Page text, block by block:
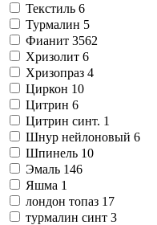
Текстиль 6
Турмалин 5
Фианит 3562
Хризолит 6
Хризопраз 4
Циркон 10
Цитрин 6
Цитрин синт. 1
Шнур нейлоновый 6
Шпинель 10
Эмаль 146
Яшма 1
лондон топаз 17
турмалин синт 3